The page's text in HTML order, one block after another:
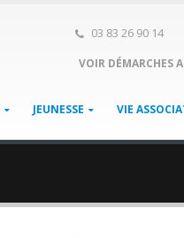
03 83 26 90 14
VOIR DÉMARCHES
JEUNESSE VIE